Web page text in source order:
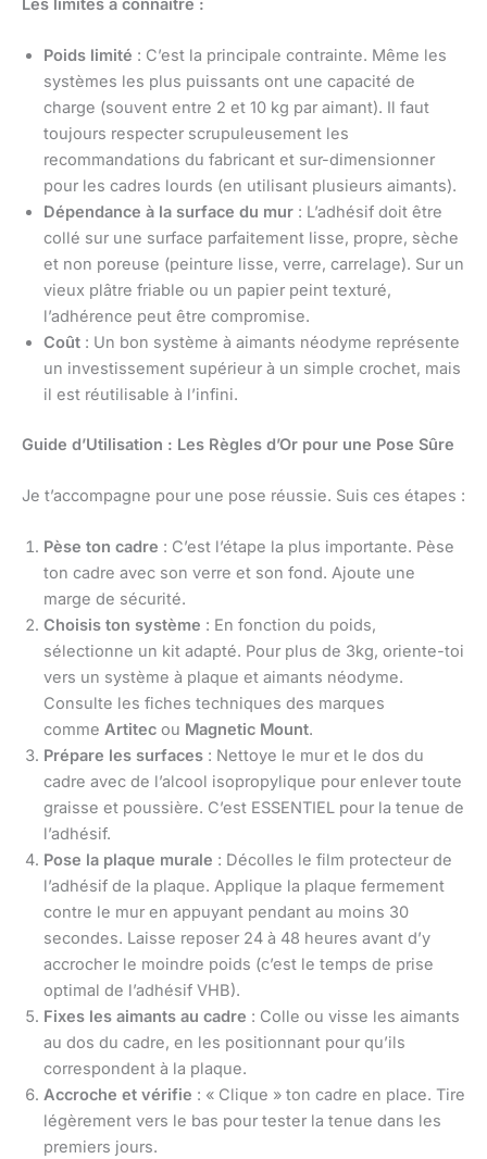
Poids limité : C’est la principale contrainte. Même les
systèmes les plus puissants ont une capacité de
charge (souvent entre 2 et 10 kg par aimant). Il faut
toujours respecter scrupuleusement les
recommandations du fabricant et sur-dimensionner
pour les cadres lourds (en utilisant plusieurs aimants).
Dépendance à la surface du mur : L’adhésif doit être
collé sur une surface parfaitement lisse, propre, sèche
et non poreuse (peinture lisse, verre, carrelage). Sur un
vieux plâtre friable ou un papier peint texturé,
l’adhérence peut être compromise.
Coût : Un bon système à aimants néodyme représente
un investissement supérieur à un simple crochet, mais
il est réutilisable à l’infini.
Guide d’Utilisation : Les Règles d’Or pour une Pose Sûre
Je t’accompagne pour une pose réussie. Suis ces étapes :
Pèse ton cadre : C’est l’étape la plus importante. Pèse
ton cadre avec son verre et son fond. Ajoute une
marge de sécurité.
Choisis ton système : En fonction du poids,
sélectionne un kit adapté. Pour plus de 3kg, oriente-toi
vers un système à plaque et aimants néodyme.
Consulte les fiches techniques des marques
comme Artitec ou Magnetic Mount.
Prépare les surfaces : Nettoye le mur et le dos du
cadre avec de l’alcool isopropylique pour enlever toute
graisse et poussière. C’est ESSENTIEL pour la tenue de
l’adhésif.
Pose la plaque murale : Décolles le film protecteur de
l’adhésif de la plaque. Applique la plaque fermement
contre le mur en appuyant pendant au moins 30
secondes. Laisse reposer 24 à 48 heures avant d’y
accrocher le moindre poids (c’est le temps de prise
optimal de l’adhésif VHB).
Fixes les aimants au cadre : Colle ou visse les aimants
au dos du cadre, en les positionnant pour qu’ils
correspondent à la plaque.
Accroche et vérifie : « Clique » ton cadre en place. Tire
légèrement vers le bas pour tester la tenue dans les
premiers jours.